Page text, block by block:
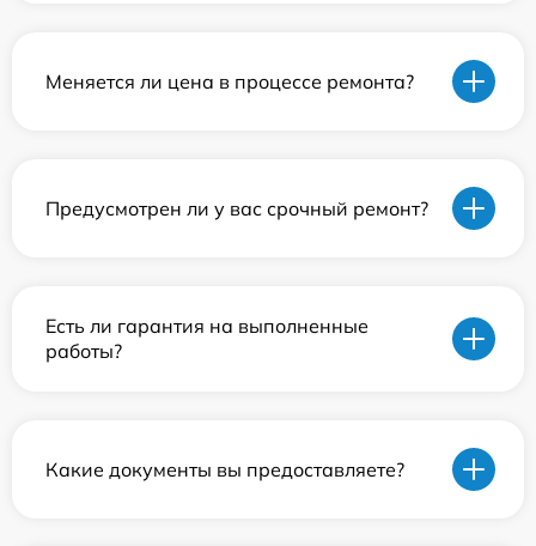
Меняется ли цена в процессе ремонта?
Предусмотрен ли у вас срочный ремонт?
Есть ли гарантия на выполненные
работы?
Какие документы вы предоставляете?